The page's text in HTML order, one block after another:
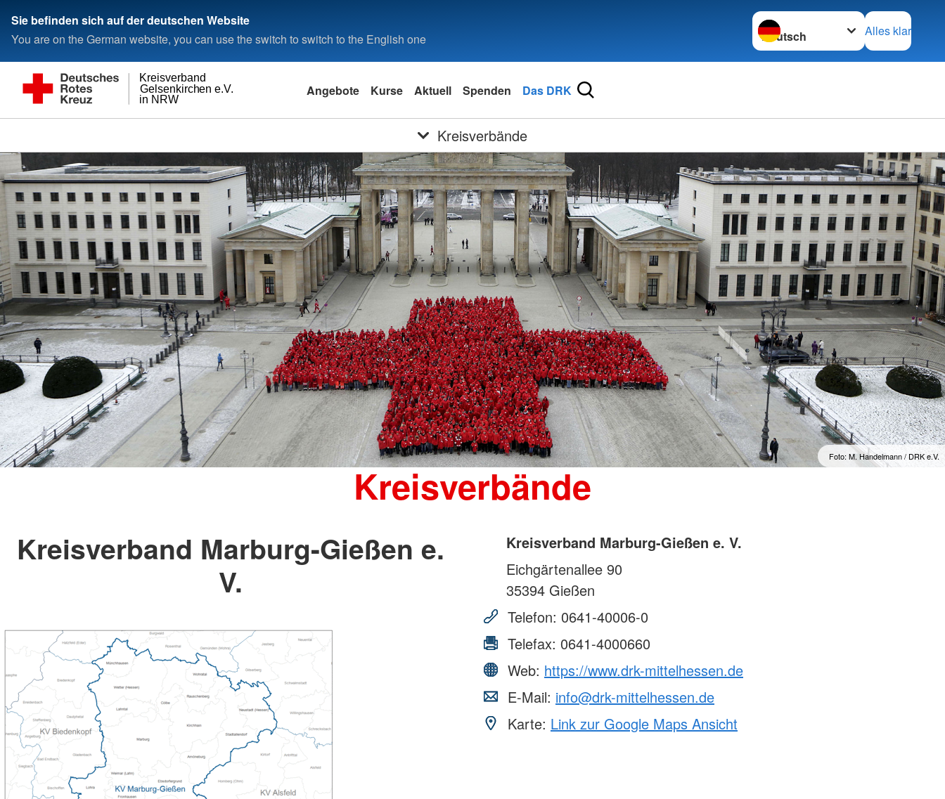
Sie befinden sich auf der deutschen Website
You are on the German website, you can use the switch to switch to the English one
Sprache wechseln zu
Alles klar
in NRW
Gelsenkirchen e.V.
Kreisverband
Angebote Kurse Aktuell Spenden Das DRK
Kreisverbände
Foto: M. Handelmann / DRK e.V.
Kreisverbände
Kreisverband Marburg-Gießen e.
V.
Kreisverband Marburg-Gießen e. V.
Eichgärtenallee 90
35394 Gießen
Telefon: 0641-40006-0
Telefax: 0641-4000660
Web: https://www.drk-mittelhessen.de
E-Mail: info@drk-mittelhessen.de
Karte: Link zur Google Maps Ansicht